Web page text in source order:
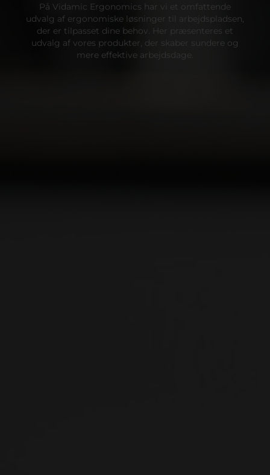
På Vidamic Ergonomics har vi et omfattende
udvalg af ergonomiske løsninger til arbejdspladsen,
der er tilpasset dine behov. Her præsenteres et
udvalg af vores produkter, der skaber sundere og
mere effektive arbejdsdage.